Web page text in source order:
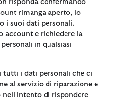
risponda confermando
rimanga aperto, lo
i suoi dati personali.
account e richiedere la
in qualsiasi
tutti i dati personali che ci
al servizio di riparazione e
nell'intento di rispondere